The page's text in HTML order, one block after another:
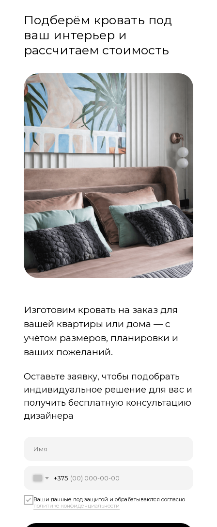
Изготовим кровать на заказ для
вашей квартиры или дома — с
учётом размеров, планировки и
ваших пожеланий.
Оставьте заявку, чтобы подобрать
индивидуальное решение для вас и
получить бесплатную консультацию
дизайнера
Имя
+375
Ваши данные под защитой и обрабатываются согласно
политике конфиденциальности
Подберём кровать под
ваш интерьер и
рассчитаем стоимость